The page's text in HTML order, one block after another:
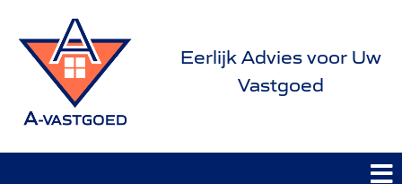
Eerlijk Advies voor Uw
Vastgoed